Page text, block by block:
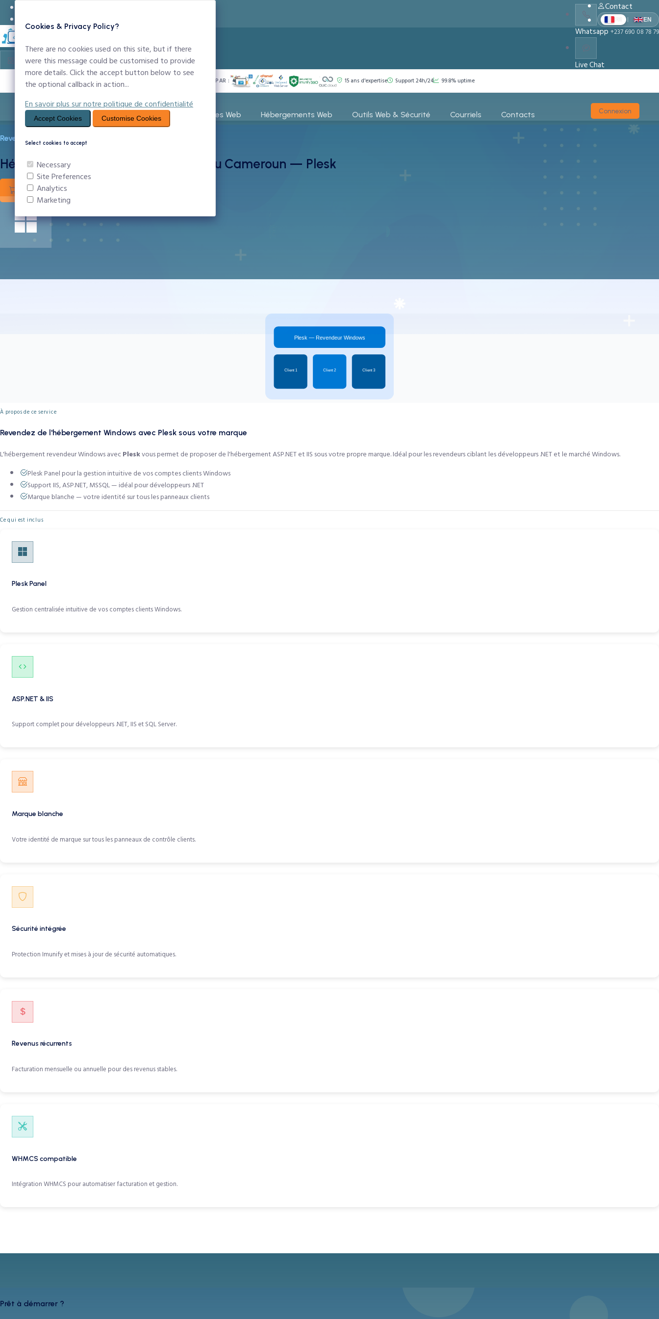
Contact
| EN
Whatsapp +237 690 08 78 79
Live Chat
PROPULSÉ PAR : 15 ans d'expertise Support 24h/24 99.8% uptime
Entreprise Noms de Domaine Création Sites Web Hébergements Web Outils Web & Sécurité Courriels Contacts Connexion
Revendeur Windows Plesk
Hébergement Revendeur Windows au Cameroun — Plesk
Commander
À propos de ce service
Revendez de l'hébergement Windows avec Plesk sous votre marque
L'hébergement revendeur Windows avecPleskvous permet de proposer de l'hébergement ASP.NET et IIS sous votre propre marque. Idéal pour les revendeurs ciblant les développeurs .NET et le marché Windows.
Plesk Panel pour la gestion intuitive de vos comptes clients Windows
Support IIS, ASP.NET, MSSQL — idéal pour développeurs .NET
Marque blanche — votre identité sur tous les panneaux clients
Ce qui est inclus
Plesk Panel
Gestion centralisée intuitive de vos comptes clients Windows.
ASP.NET & IIS
Support complet pour développeurs .NET, IIS et SQL Server.
Marque blanche
Votre identité de marque sur tous les panneaux de contrôle clients.
Sécurité intégrée
Protection Imunify et mises à jour de sécurité automatiques.
Revenus récurrents
Facturation mensuelle ou annuelle pour des revenus stables.
WHMCS compatible
Intégration WHMCS pour automatiser facturation et gestion.
Prêt à démarrer ?
Cookies & Privacy Policy?
There are no cookies used on this site, but if there
were this message could be customised to provide
more details. Click the accept button below to see
the optional callback in action...
En savoir plus sur notre politique de confidentialité
Accept Cookies Customise Cookies
Select cookies to accept
Necessary
Site Preferences
Analytics
Marketing